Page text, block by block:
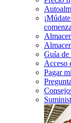
Guía de
Acceso
Pagar